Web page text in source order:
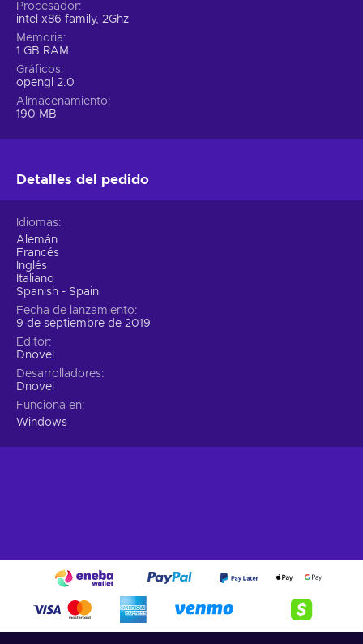
Procesador
intel x86 family, 2Ghz
Memoria
1 GB RAM
Gráficos
opengl 2.0
Almacenamiento
190 MB
Detalles del pedido
Idiomas
Alemán
Francés
Inglés
Italiano
Spanish - Spain
Fecha de lanzamiento
9 de septiembre de 2019
Editor
Dnovel
Desarrolladores
Dnovel
Funciona en
Windows